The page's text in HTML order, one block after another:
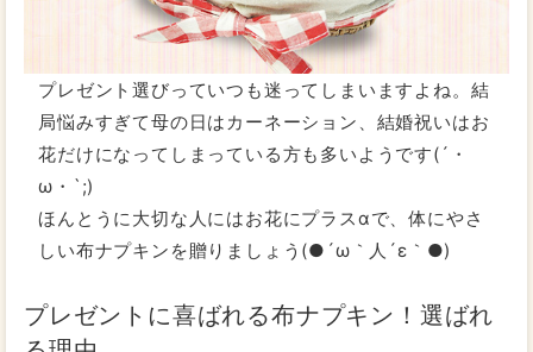
プレゼント選びっていつも迷ってしまいますよね。結
局悩みすぎて母の日はカーネーション、結婚祝いはお
花だけになってしまっている方も多いようです(´・
ω・`;)
ほんとうに大切な人にはお花にプラスαで、体にやさ
しい布ナプキンを贈りましょう(●´ω｀人´ε｀●)
プレゼントに喜ばれる布ナプキン！選ばれ